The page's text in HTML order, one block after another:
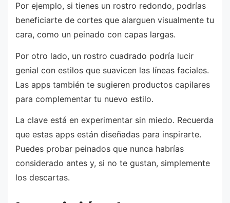
Por ejemplo, si tienes un rostro redondo, podrías
beneficiarte de cortes que alarguen visualmente tu
cara, como un peinado con capas largas.
Por otro lado, un rostro cuadrado podría lucir
genial con estilos que suavicen las líneas faciales.
Las apps también te sugieren productos capilares
para complementar tu nuevo estilo.
La clave está en experimentar sin miedo. Recuerda
que estas apps están diseñadas para inspirarte.
Puedes probar peinados que nunca habrías
considerado antes y, si no te gustan, simplemente
los descartas.